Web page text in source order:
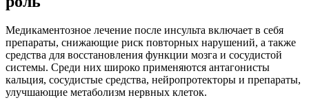
Медикаментозное лечение после инсульта включает в себя
препараты, снижающие риск повторных нарушений, а также
средства для восстановления функции мозга и сосудистой
системы. Среди них широко применяются антагонисты
кальция, сосудистые средства, нейропротекторы и препараты,
улучшающие метаболизм нервных клеток.